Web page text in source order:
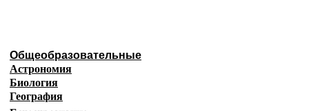
Общеобразовательные
Астрономия
Биология
География